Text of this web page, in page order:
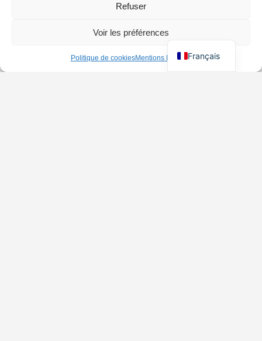
Refuser
Voir les préférences
Politique de cookiesMentions LégalesFrançais